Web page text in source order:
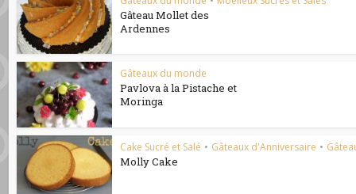
Gâteau Mollet des
Ardennes
Gâteaux du monde
Pavlova à la Pistache et
Moringa
Cake Sucré et Salé • Gâteaux d'Anniversaire •
Molly Cake